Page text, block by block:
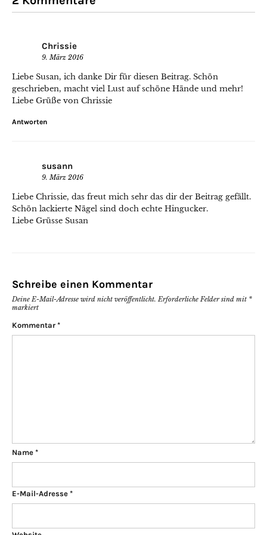
Chrissie
9. März 2016
Liebe Susan, ich danke Dir für diesen Beitrag. Schön
geschrieben, macht viel Lust auf schöne Hände und mehr!
Liebe Grüße von Chrissie
Antworten
susann
9. März 2016
Liebe Chrissie, das freut mich sehr das dir der Beitrag gefällt.
Schön lackierte Nägel sind doch echte Hingucker.
Liebe Grüsse Susan
Schreibe einen Kommentar
Deine E-Mail-Adresse wird nicht veröffentlicht. Erforderliche Felder sind mit *
markiert
Kommentar *
Name *
E-Mail-Adresse *